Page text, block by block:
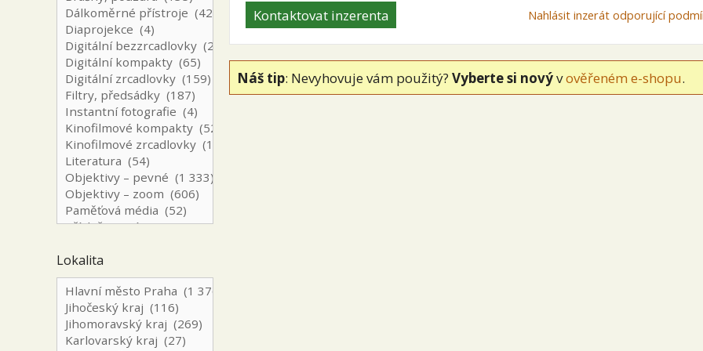
Kontaktovat inzerenta Nahlásit inzerát odporující
Náš tip: Nevyhovuje vám použitý? Vyberte si novývověřeném e-shopu.
Lokalita